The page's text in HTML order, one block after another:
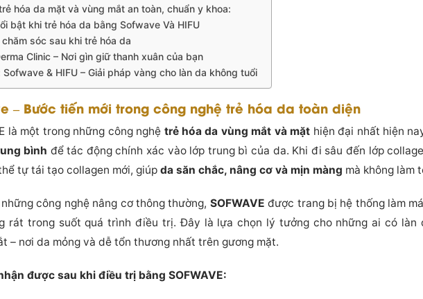
hóa da mặt và vùng mắt an toàn, chuẩn y khoa:
bật khi trẻ hóa da bằng Sofwave Và HIFU
sóc sau khi trẻ hóa da
Clinic – Nơi gìn giữ thanh xuân của bạn
Sofwave & HIFU – Giải pháp vàng cho làn da không tuổi
– Bước tiến mới trong công nghệ trẻ hóa da toàn diện
là một trong những công nghệ trẻ hóa da vùng mắt và mặt hiện đại nhất hiện
bình để tác động chính xác vào lớp trung bì của da. Khi đi sâu đến lớp
tự tái tạo collagen mới, giúpda săn chắc, nâng cơ và mịn màng mà không làm
công nghệ nâng cơ thông thường, SOFWAVE được trang bị hệ thống làm
rát trong suốt quá trình điều trị. Đây là lựa chọn lý tưởng cho những ai có làn
– nơi da mỏng và dễ tổn thương nhất trên gương mặt.
được sau khi điều trị bằng SOFWAVE: